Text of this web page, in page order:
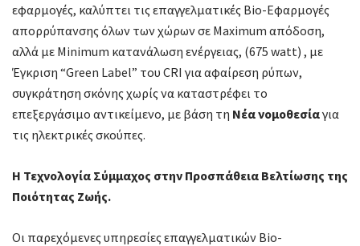
εφαρμογές, καλύπτει τις επαγγελματικές Bio-Εφαρμογές
απορρύπανσης όλων των χώρων σε Maximum απόδοση,
αλλά με Minimum κατανάλωση ενέργειας, (675 watt) , με
Έγκριση “Green Label” του CRI για αφαίρεση ρύπων,
συγκράτηση σκόνης χωρίς να καταστρέφει το
επεξεργάσιμο αντικείμενο, με βάση τη Νέα νομοθεσίαγια
τις ηλεκτρικές σκούπες.
Η Τεχνολογία Σύμμαχος στην Προσπάθεια Βελτίωσης της
Ποιότητας Ζωής.
Οι παρεχόμενες υπηρεσίες επαγγελματικών Bio-